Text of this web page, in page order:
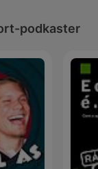
podkaster